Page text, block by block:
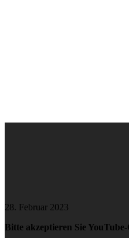
28. Februar 2023
Bitte akzeptieren Sie